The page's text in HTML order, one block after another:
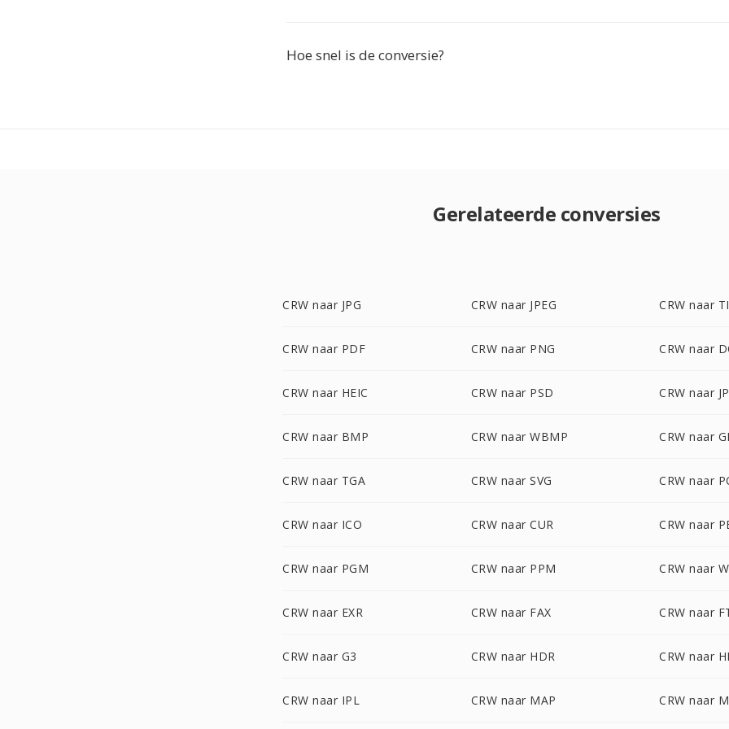
Hoe snel is de conversie?
Gerelateerde conversies
CRW naar JPG CRW naar JPEG CRW naar
CRW naar PDF CRW naar PNG CRW naar
CRW naar HEIC CRW naar PSD CRW naar
CRW naar BMP CRW naar WBMP CRW naar
CRW naar TGA CRW naar SVG CRW naar
CRW naar ICO CRW naar CUR CRW naar
CRW naar PGM CRW naar PPM CRW naar
CRW naar EXR CRW naar FAX CRW naar
CRW naar G3 CRW naar HDR CRW naar
CRW naar IPL CRW naar MAP CRW naar